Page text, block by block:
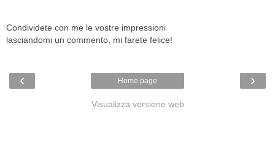
Condividete con me le vostre impressioni
lasciandomi un commento, mi farete felice!
‹ ›
Home page
Visualizza versione web